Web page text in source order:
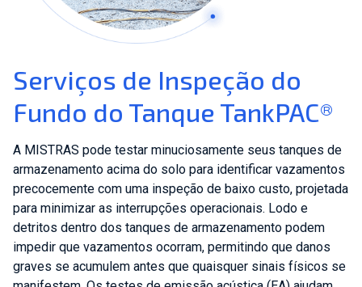
Serviços de Inspeção do
Fundo do Tanque TankPAC®
A MISTRAS pode testar minuciosamente seus tanques de
armazenamento acima do solo para identificar vazamentos
precocemente com uma inspeção de baixo custo, projetada
para minimizar as interrupções operacionais. Lodo e
detritos dentro dos tanques de armazenamento podem
impedir que vazamentos ocorram, permitindo que danos
graves se acumulem antes que quaisquer sinais físicos se